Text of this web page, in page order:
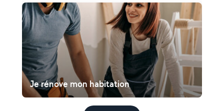
Je rénove mon habitation